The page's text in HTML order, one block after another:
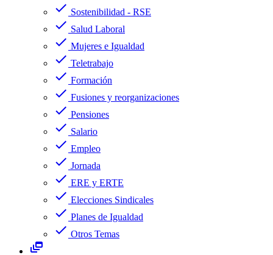
check Sostenibilidad - RSE
check Salud Laboral
check Mujeres e Igualdad
check Teletrabajo
check Formación
check Fusiones y reorganizaciones
check Pensiones
check Salario
check Empleo
check Jornada
check ERE y ERTE
check Elecciones Sindicales
check Planes de Igualdad
check Otros Temas
dynamic_feed